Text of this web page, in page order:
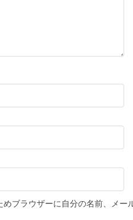
ブラウザーに自分の名前、メー